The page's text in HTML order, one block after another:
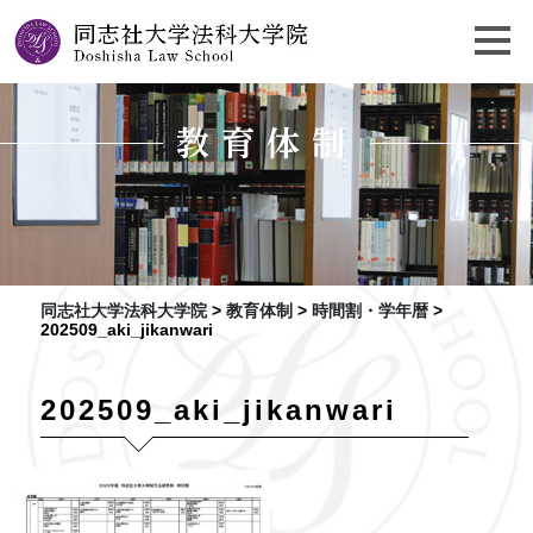
教育体制
同志社大学法科大学院> 教育体制 > 時間割・学年暦>
202509_aki_jikanwari
202509_aki_jikanwari